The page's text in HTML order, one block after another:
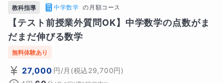
教科指導 中学数学 の 月額コース
【テスト前授業外質問OK】中学数学の点数がま
だまだ伸びる数学
無料体験あり
27,000 円/月 (税込29,700円)